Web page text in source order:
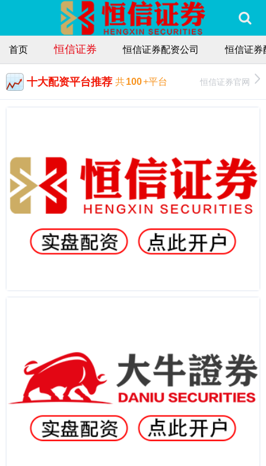
首页 恒信证券 恒信证券配资公司 恒信证券
十大配资平台推荐 共100+平台 恒信证券官网